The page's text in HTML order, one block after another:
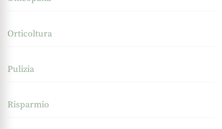
Orticoltura
Pulizia
Risparmio